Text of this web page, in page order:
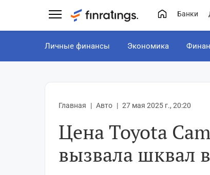
Банки
Личные финансы Экономика
Главная Авто 27 мая 2025 г., 20:20
Цена Toyota
вызвала шквал